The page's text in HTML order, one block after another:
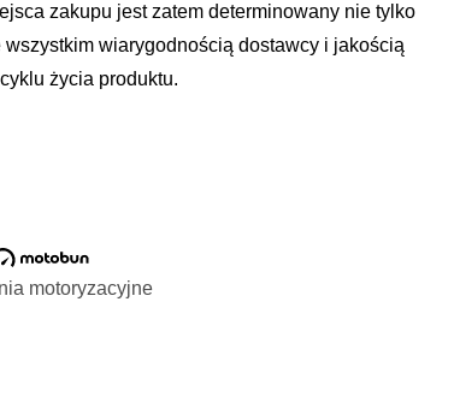
zakupu jest zatem determinowany nie tylko
wiarygodnością dostawcy i jakością
życia produktu.
motoryzacyjne